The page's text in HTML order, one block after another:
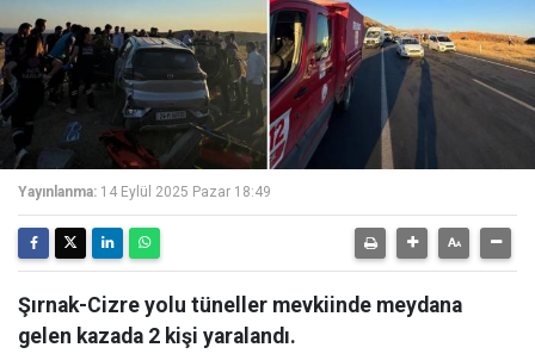
Yayınlanma: 14 Eylül 2025 Pazar 18:49
Şırnak-Cizre yolu tüneller mevkiinde meydana
gelen kazada 2 kişi yaralandı.